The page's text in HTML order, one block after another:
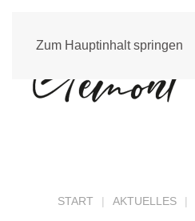
Zum Hauptinhalt springen
START AKTUELLES